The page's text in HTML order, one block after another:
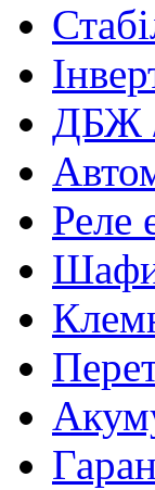
ДБЖ
Реле
Шафи